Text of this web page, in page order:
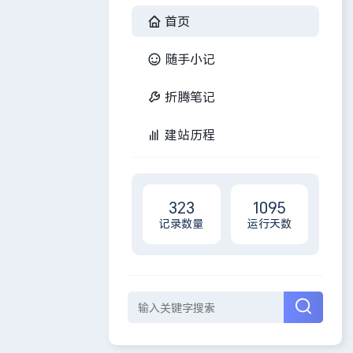
首页
随手小记
折腾笔记
建站历程
323
记录数量
1095
运行天数